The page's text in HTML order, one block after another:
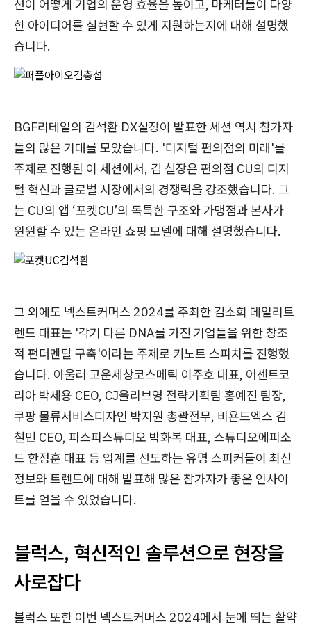
션이 어떻게 기업의 운영 효율을 높이고, 마케터들이 다양
한 아이디어를 실현할 수 있게 지원하는지에 대해 설명했
습니다.
BGF리테일의 김석환 DX실장이 발표한 세션 역시 참가자
들의 많은 기대를 모았습니다. '디지털 편의점의 미래'를
주제로 진행된 이 세션에서, 김 실장은 편의점 CU의 디지
털 혁신과 글로벌 시장에서의 경쟁력을 강조했습니다. 그
는 CU의 앱 ‘포켓CU’의 독특한 구조와 가맹점과 본사가
윈윈할 수 있는 온라인 쇼핑 모델에 대해 설명했습니다.
그 외에도 넥스트커머스 2024를 주최한 김소희 데일리트
렌드 대표는 '각기 다른 DNA를 가진 기업들을 위한 창조
적 펀더멘탈 구축'이라는 주제로 키노트 스피치를 진행했
습니다. 아울러 고운세상코스메틱 이주호 대표, 어센트코
리아 박세용 CEO, CJ올리브영 전략기획팀 홍예진 팀장,
쿠팡 물류서비스디자인 박지원 총괄전무, 비욘드엑스 김
철민 CEO, 피스피스튜디오 박화복 대표, 스튜디오에피소
드 한정훈 대표 등 업계를 선도하는 유명 스피커들이 최신
정보와 트렌드에 대해 발표해 많은 참가자가 좋은 인사이
트를 얻을 수 있었습니다.
블럭스, 혁신적인 솔루션으로 현장을
사로잡다
블럭스 또한 이번 넥스트커머스 2024에서 눈에 띄는 활약